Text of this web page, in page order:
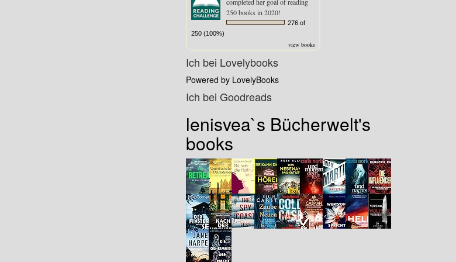
250 books in 2020!
276 of
250 (100%)
view books
Ich bei Lovelybooks
Powered by LovelyBooks
Ich bei Goodreads
lenisvea`s Bücherwelt's
books